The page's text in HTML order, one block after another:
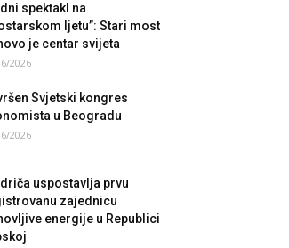
spektakl na
ljetu”: Stari most
je centar svijeta
2026
Svjetski kongres
u Beogradu
2026
uspostavlja prvu
zajednicu
energije u Republici